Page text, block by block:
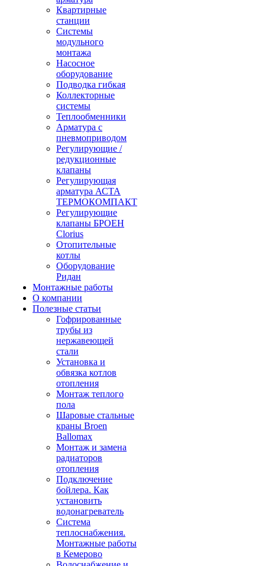
Квартирные
станции
Системы
модульного
монтажа
Насосное
оборудование
Подводка гибкая
Коллекторные
системы
Теплообменники
Арматура с
пневмоприводом
Регулирующие /
редукционные
клапаны
Регулирующая
арматура АСТА
ТЕРМОКОМПАКТ
Регулирующие
клапаны БРОЕН
Clorius
Отопительные
котлы
Оборудование
Ридан
Монтажные работы
О компании
Полезные статьи
Гофрированные
трубы из
нержавеющей
стали
Установка и
обвязка котлов
отопления
Монтаж теплого
пола
Шаровые стальные
краны Broen
Ballomax
Монтаж и замена
радиаторов
отопления
Подключение
бойлера. Как
установить
водонагреватель
Система
теплоснабжения.
Монтажные работы
в Кемерово